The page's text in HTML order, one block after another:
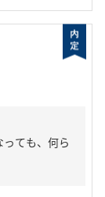
ても、何ら